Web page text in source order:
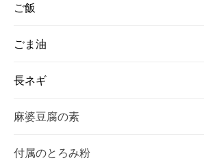
ご飯
ごま油
長ネギ
麻婆豆腐の素
付属のとろみ粉